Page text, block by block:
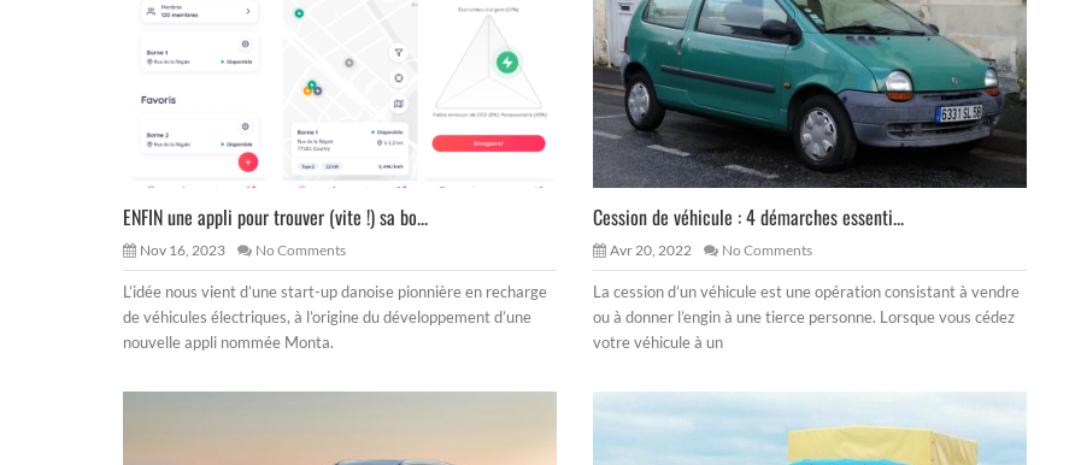
ENFIN une appli pour trouver (vite !) sa bo...
Nov 16, 2023 No Comments
L’idée nous vient d’une start-up danoise pionnière en recharge
de véhicules électriques, à l’origine du développement d’une
nouvelle appli nommée Monta.
Cession de véhicule : 4 démarches essenti...
Avr 20, 2022 No Comments
La cession d’un véhicule est une opération consistant à vendre
ou à donner l’engin à une tierce personne. Lorsque vous cédez
votre véhicule à un